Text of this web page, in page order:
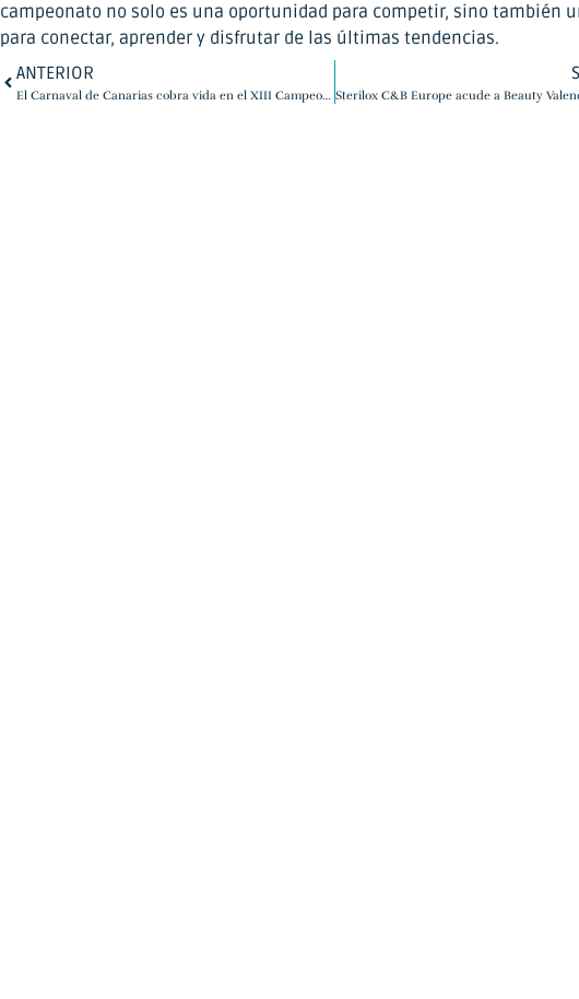
campeonato no solo es una oportunidad para competir, sino también
para conectar, aprender y disfrutar de las últimas tendencias.
ANTERIOR
El Carnaval de Canarias cobra vida en el XIII Campeonato de Bodypainting de Beauty Valencia